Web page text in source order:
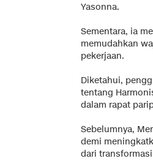
Yasonna.
Sementara, ia
memudahkan
pekerjaan.
Diketahui,
tentang
dalam rapat
Sebelumnya,
demi
dari